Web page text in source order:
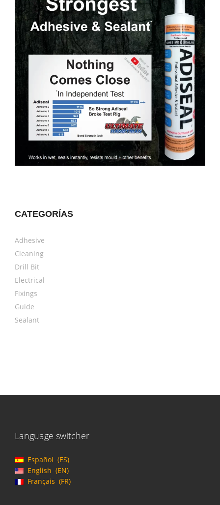
CATEGORÍAS
Adhesive
Cleaning
Drill Bit
Electrical
Fixings
Guide
Sealant
Language switcher
Español
ES
English
EN
Français
FR